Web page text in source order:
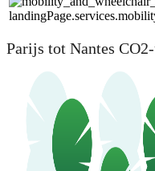
Parijs tot Nantes